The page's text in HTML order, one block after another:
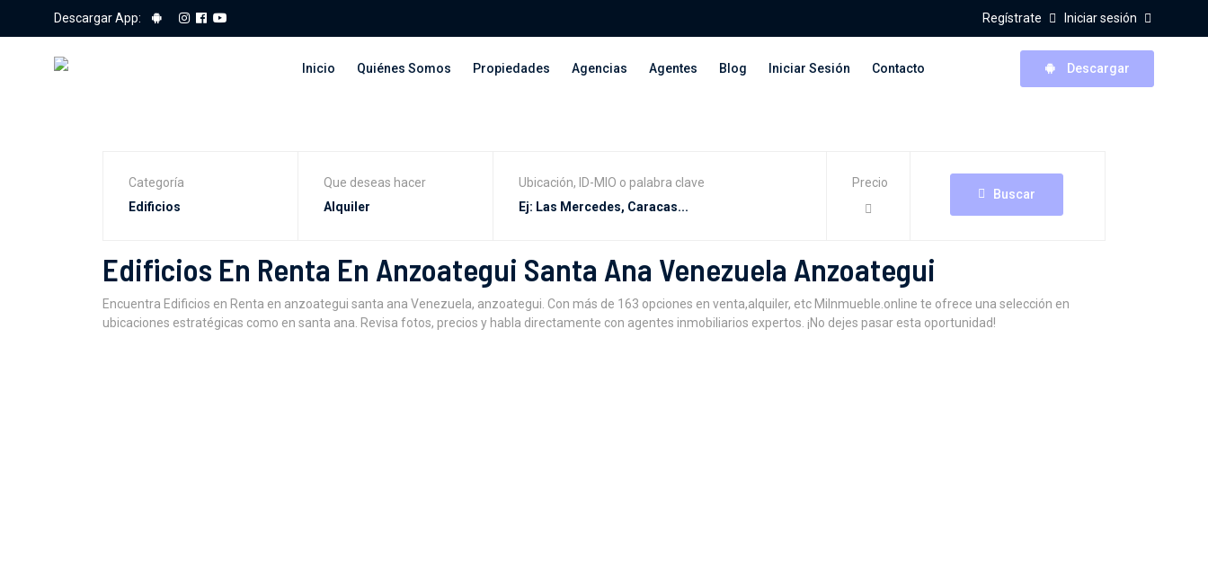
Descargar App: Regístrate Iniciar sesión
Inicio Quiénes Somos Propiedades Agencias Agentes Blog Iniciar Sesión Contacto Descargar
Categoría Que deseas hacer Ubicación, ID-MIO o palabra clave
Precio
Buscar
Edificios En Renta En Anzoategui Santa Ana Venezuela Anzoategui
Encuentra Edificios en Renta en anzoategui santa ana Venezuela, anzoategui. Con más de 163 opciones en venta,alquiler, etc MiInmueble.online te ofrece una selección en
ubicaciones estratégicas como en santa ana. Revisa fotos, precios y habla directamente con agentes inmobiliarios expertos. ¡No dejes pasar esta oportunidad!